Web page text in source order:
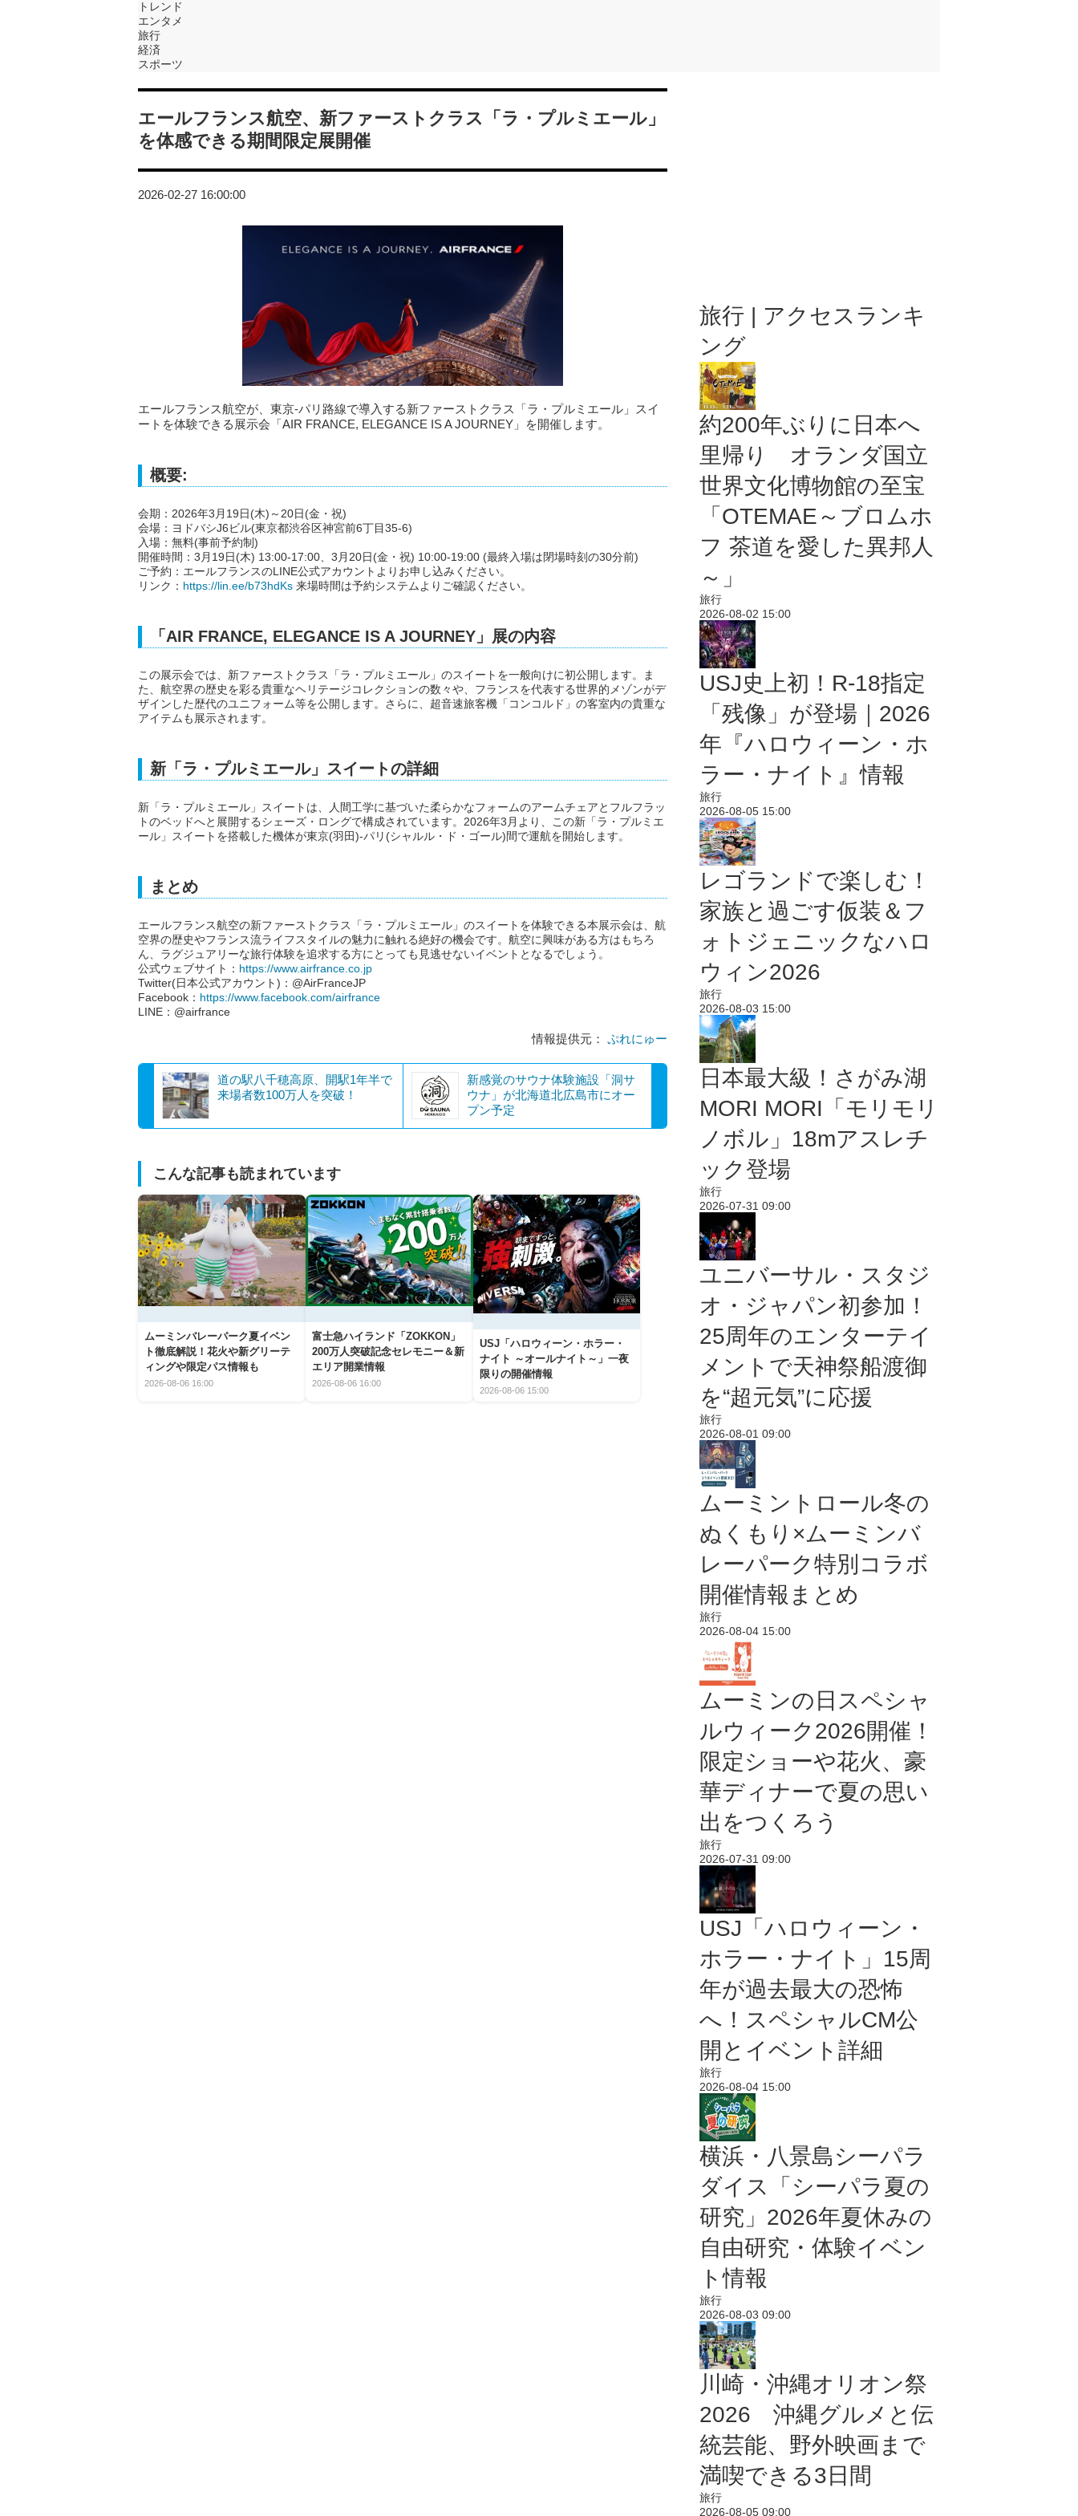
トレンド
エンタメ
旅行
経済
スポーツ
エールフランス航空、新ファーストクラス「ラ・プルミエール」
を体感できる期間限定展開催
2026-02-27 16:00:00
エールフランス航空が、東京-パリ路線で導入する新ファーストクラス「ラ・プルミエール」スイ
ートを体験できる展示会「AIR FRANCE, ELEGANCE IS A JOURNEY」を開催します。
概要:
会期：2026年3月19日(木)～20日(金・祝)
会場：ヨドバシJ6ビル(東京都渋谷区神宮前6丁目35-6)
入場：無料(事前予約制)
開催時間：3月19日(木) 13:00-17:00、3月20日(金・祝) 10:00-19:00 (最終入場は閉場時刻の30分前)
ご予約：エールフランスのLINE公式アカウントよりお申し込みください。
リンク： https://lin.ee/b73hdKs 来場時間は予約システムよりご確認ください。
「AIR FRANCE, ELEGANCE IS A JOURNEY」展の内容
この展示会では、新ファーストクラス「ラ・プルミエール」のスイートを一般向けに初公開します。ま
た、航空界の歴史を彩る貴重なヘリテージコレクションの数々や、フランスを代表する世界的メゾンがデ
ザインした歴代のユニフォーム等を公開します。さらに、超音速旅客機「コンコルド」の客室内の貴重な
アイテムも展示されます。
新「ラ・プルミエール」スイートの詳細
新「ラ・プルミエール」スイートは、人間工学に基づいた柔らかなフォームのアームチェアとフルフラッ
トのベッドへと展開するシェーズ・ロングで構成されています。2026年3月より、この新「ラ・プルミエ
ール」スイートを搭載した機体が東京(羽田)-パリ(シャルル・ド・ゴール)間で運航を開始します。
まとめ
エールフランス航空の新ファーストクラス「ラ・プルミエール」のスイートを体験できる本展示会は、航
空界の歴史やフランス流ライフスタイルの魅力に触れる絶好の機会です。航空に興味がある方はもちろ
ん、ラグジュアリーな旅行体験を追求する方にとっても見逃せないイベントとなるでしょう。
公式ウェブサイト： https://www.airfrance.co.jp
Twitter(日本公式アカウント)：@AirFranceJP
Facebook： https://www.facebook.com/airfrance
LINE：@airfrance
情報提供元： ぷれにゅー
道の駅八千穂高原、開駅1年半で
来場者数100万人を突破！
新感覚のサウナ体験施設「洞サ
ウナ」が北海道北広島市にオー
プン予定
こんな記事も読まれています
ムーミンバレーパーク夏イベン
ト徹底解説！花火や新グリーテ
ィングや限定パス情報も
2026-08-06 16:00
富士急ハイランド「ZOKKON」
200万人突破記念セレモニー＆新
エリア開業情報
2026-08-06 16:00
USJ「ハロウィーン・ホラー・
ナイト ～オールナイト～」一夜
限りの開催情報
2026-08-06 15:00
旅行 | アクセスランキ
ング
約200年ぶりに日本へ
里帰り オランダ国立
世界文化博物館の至宝
「OTEMAE～ブロムホ
フ 茶道を愛した異邦人
～」
旅行
2026-08-02 15:00
USJ史上初！R-18指定
「残像」が登場｜2026
年『ハロウィーン・ホ
ラー・ナイト』情報
旅行
2026-08-05 15:00
レゴランドで楽しむ！
家族と過ごす仮装＆フ
ォトジェニックなハロ
ウィン2026
旅行
2026-08-03 15:00
日本最大級！さがみ湖
MORI MORI「モリモリ
ノボル」18mアスレチ
ック登場
旅行
2026-07-31 09:00
ユニバーサル・スタジ
オ・ジャパン初参加！
25周年のエンターテイ
メントで天神祭船渡御
を“超元気”に応援
旅行
2026-08-01 09:00
ムーミントロール冬の
ぬくもり×ムーミンバ
レーパーク特別コラボ
開催情報まとめ
旅行
2026-08-04 15:00
ムーミンの日スペシャ
ルウィーク2026開催！
限定ショーや花火、豪
華ディナーで夏の思い
出をつくろう
旅行
2026-07-31 09:00
USJ「ハロウィーン・
ホラー・ナイト」15周
年が過去最大の恐怖
へ！スペシャルCM公
開とイベント詳細
旅行
2026-08-04 15:00
横浜・八景島シーパラ
ダイス「シーパラ夏の
研究」2026年夏休みの
自由研究・体験イベン
ト情報
旅行
2026-08-03 09:00
川崎・沖縄オリオン祭
2026 沖縄グルメと伝
統芸能、野外映画まで
満喫できる3日間
旅行
2026-08-05 09:00